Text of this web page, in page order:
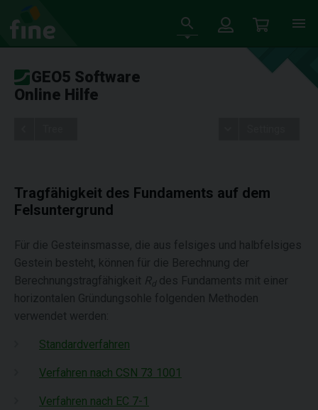
GEO5 Software
Online Hilfe
Tragfähigkeit des Fundaments auf dem
Felsuntergrund
Für die Gesteinsmasse, die aus felsiges und halbfelsiges
Gestein besteht, können für die Berechnung der
Berechnungstragfähigkeit Rddes Fundaments mit einer
horizontalen Gründungsohle folgenden Methoden
verwendet werden:
Standardverfahren
Verfahren nach CSN 73 1001
Verfahren nach EC 7-1